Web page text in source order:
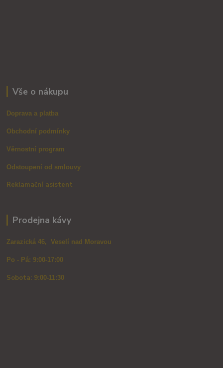
Vše o nákupu
Doprava a platba
Obchodní podmínky
Věrnostní program
Odstoupení od smlouvy
Reklamační asistent
Prodejna kávy
Zarazická 46, Veselí nad Moravou
Po - Pá: 9:00-17:00
Sobota: 9:00-11:30